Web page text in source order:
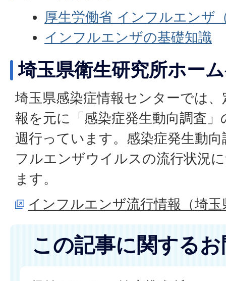
厚生労働省 インフルエンザ
インフルエンザの基礎知識
埼玉県衛生研究所ホー
埼玉県感染症情報センターでは
報を元に「感染症発生動向調査
週行っています。感染症発生動
フルエンザウイルスの流行状況
ます。
インフルエンザ流行情報（埼
この記事に関する